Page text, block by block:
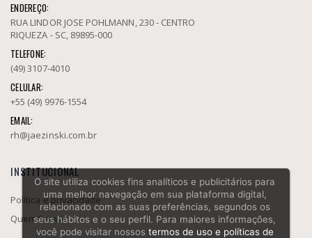
ENDEREÇO:
RUA LINDOR JOSE POHLMANN, 230 - CENTRO
RIQUEZA - SC, 89895-000
TELEFONE:
(49) 3107-4010
CELULAR:
+55 (49) 9976-1554
EMAIL:
rh@jaezinski.com.br
INSTITUCIONAL
Política e privacidade
Quem Somos
O site utiliza cookies fins analíticos e publicitários para
uma melhor navegação em sua plataforma digital,
relacionado com as suas preferências, segundos os
seus hábitos e o seu perfil. Para maiores informações,
você pode visitar nossos termos de uso e políticas de